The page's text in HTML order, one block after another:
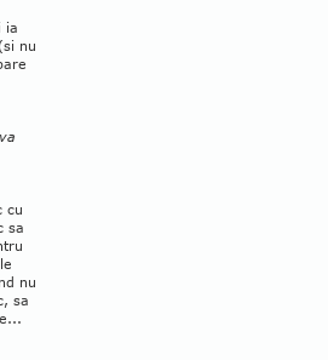
ia
nu
cu
sa
nu
sa